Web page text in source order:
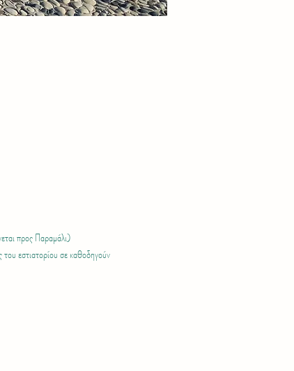
προς Παραμάλι)
εστιατορίου σε καθοδηγούν